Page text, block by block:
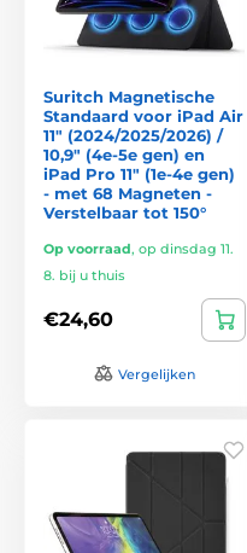
Suritch Magnetische
Standaard voor iPad Air
11″ (2024/2025/2026) /
10,9″ (4e-5e gen) en
iPad Pro 11″ (1e-4e gen)
- met 68 Magneten -
Verstelbaar tot 150°
Op voorraad, op dinsdag 11.
8. bij u thuis
€24,60
Vergelijken